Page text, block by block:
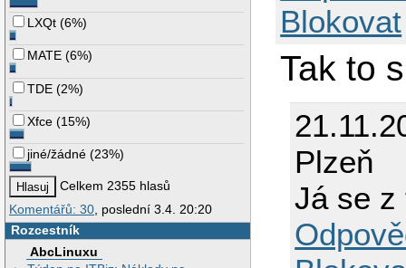
LXQt (6%)
MATE (6%)
TDE (2%)
Xfce (15%)
jiné/žádné (23%)
Celkem 2355 hlasů
Komentářů: 30 , poslední 3.4. 20:20
Rozcestník
AbcLinuxu
Blokovat
Tak to
Plzeň
Já se z